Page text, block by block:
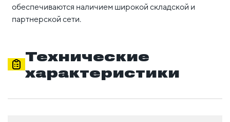
обеспечиваются наличием широкой складской и
партнерской сети.
Технические
характеристики